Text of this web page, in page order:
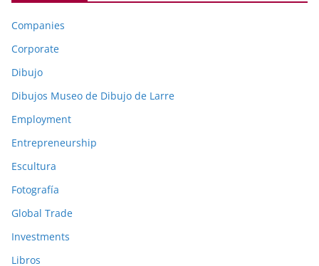
Companies
Corporate
Dibujo
Dibujos Museo de Dibujo de Larre
Employment
Entrepreneurship
Escultura
Fotografía
Global Trade
Investments
Libros